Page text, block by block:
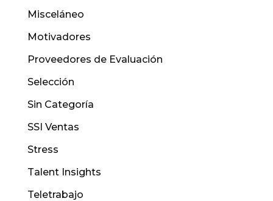
Misceláneo
Motivadores
Proveedores de Evaluación
Selección
Sin Categoría
SSI Ventas
Stress
Talent Insights
Teletrabajo